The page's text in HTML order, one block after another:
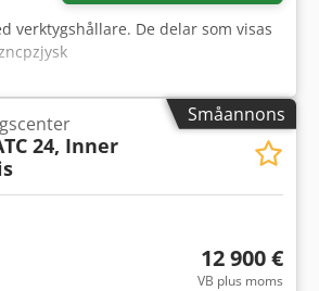
verktygshållare. De delar som visas
Småannons
24, Inner
12 900 €
VB plus moms